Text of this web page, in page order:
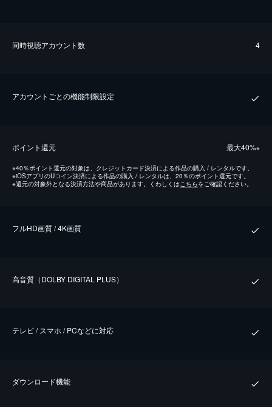
同時視聴アカウント数 4
アカウントごとの機能制限設定
ポイント還元 最⼤40%※
※40％ポイント還元の対象は、クレジットカード決済による作品の購入 / レンタルです。
※iOSアプリのUコイン決済による作品の購入 / レンタルは、20％のポイント還元です。
※還元の対象外となる決済方法や商品があります。くわしくはこちらをご確認ください。
フルHD画質 / 4K画質
⾼⾳質（DOLBY DIGITAL PLUS）
テレビ / スマホ / PCなどに対応
ダウンロード機能